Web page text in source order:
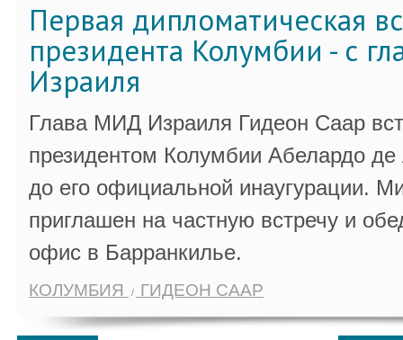
Первая дипломатическая
президента Колумбии - с
Израиля
Глава МИД Израиля Гидеон Саар
президентом Колумбии Абелардо
до его официальной инаугурации.
приглашен на частную встречу и
офис в Барранкилье.
КОЛУМБИЯ ГИДЕОН СААР